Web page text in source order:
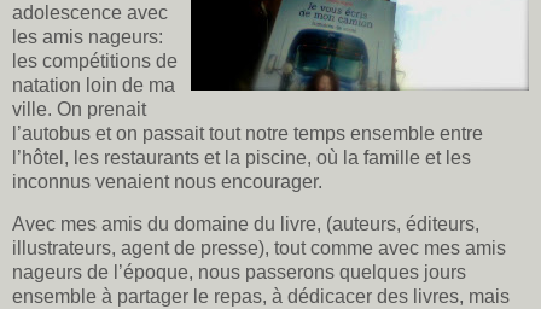
adolescence avec
les amis nageurs:
les compétitions de
natation loin de ma
ville. On prenait
l’autobus et on passait tout notre temps ensemble entre
l’hôtel, les restaurants et la piscine, où la famille et les
inconnus venaient nous encourager.
Avec mes amis du domaine du livre, (auteurs, éditeurs,
illustrateurs, agent de presse), tout comme avec mes amis
nageurs de l’époque, nous passerons quelques jours
ensemble à partager le repas, à dédicacer des livres, mais